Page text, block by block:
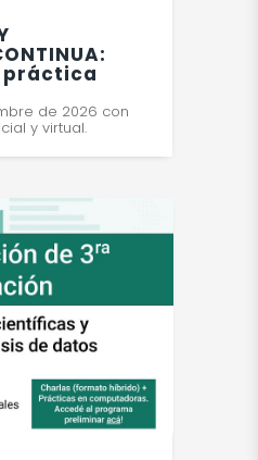
práctica
de 2026 con
y virtual.